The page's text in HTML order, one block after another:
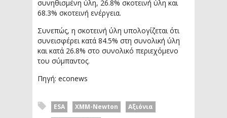
συνηθισμένη ύλη, 26.8% σκοτεινή ύλη και
68.3% σκοτεινή ενέργεια.
Συνεπώς, η σκοτεινή ύλη υπολογίζεται ότι
συνεισφέρει κατά 84.5% στη συνολική ύλη
και κατά 26.8% στο συνολικό περιεχόμενο
του σύμπαντος.
Πηγή: econews
ESA XMM-Newton
Αξιόνια